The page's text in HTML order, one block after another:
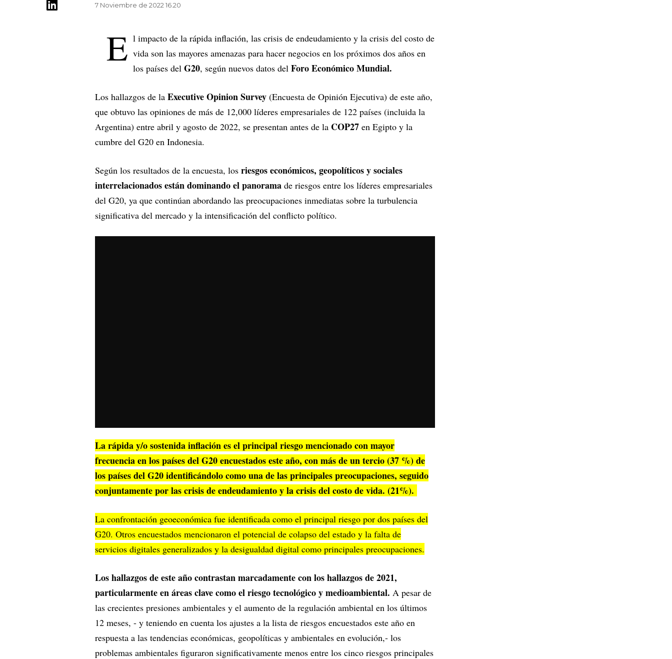
7 Noviembre de 2022 16.20
E l impacto de la rápida inflación, las crisis de endeudamiento y la crisis del costo de
vida son las mayores amenazas para hacer negocios en los próximos dos años en
los países del G20, según nuevos datos del Foro Económico Mundial.
Los hallazgos de la Executive Opinion Survey (Encuesta de Opinión Ejecutiva) de este año,
que obtuvo las opiniones de más de 12,000 líderes empresariales de 122 países (incluida la
Argentina) entre abril y agosto de 2022, se presentan antes de la COP27 en Egipto y la
cumbre del G20 en Indonesia.
Según los resultados de la encuesta, los riesgos económicos, geopolíticos y sociales
interrelacionados están dominando el panorama de riesgos entre los líderes empresariales
del G20, ya que continúan abordando las preocupaciones inmediatas sobre la turbulencia
significativa del mercado y la intensificación del conflicto político.
La rápida y/o sostenida inflación es el principal riesgo mencionado con mayor
frecuencia en los países del G20 encuestados este año, con más de un tercio (37 %) de
los países del G20 identificándolo como una de las principales preocupaciones, seguido
conjuntamente por las crisis de endeudamiento y la crisis del costo de vida. (21%).
La confrontación geoeconómica fue identificada como el principal riesgo por dos países del
G20. Otros encuestados mencionaron el potencial de colapso del estado y la falta de
servicios digitales generalizados y la desigualdad digital como principales preocupaciones.
Los hallazgos de este año contrastan marcadamente con los hallazgos de 2021,
particularmente en áreas clave como el riesgo tecnológico y medioambiental. A pesar de
las crecientes presiones ambientales y el aumento de la regulación ambiental en los últimos
12 meses, - y teniendo en cuenta los ajustes a la lista de riesgos encuestados este año en
respuesta a las tendencias económicas, geopolíticas y ambientales en evolución,- los
problemas ambientales figuraron significativamente menos entre los cinco riesgos principales